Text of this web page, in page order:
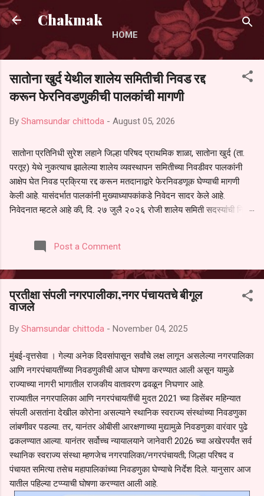
Skip to main content
Chakmak
HOME
सातोना खुर्द येथील शालेय समितीची निवड रद्द
करून फेरनिवडणुकीची पालकांची मागणी
By Shamsundar chittoda - August 05, 2026
सातोना प्रतिनिधी सुरेश लहाने जिल्हा परिषद प्राथमिक शाळा, सातोना खुर्द (ता.
परतूर) येथे नुकत्याच झालेल्या शालेय व्यवस्थापन समितीच्या निवडीवर पालकांनी
आक्षेप घेत निवड प्रक्रिया रद्द करून मतदानाद्वारे फेरनिवडणूक घेण्याची मागणी
केली आहे. यासंदर्भात पालकांनी मुख्याध्यापकांकडे निवेदन सादर केले आहे.
निवेदनात म्हटले आहे की, दि. २७ जुलै २०२६ रोजी शालेय समिती सदस्यांची निवड
पालकांना देण्यात आली नसल्याने मोठ्या संख्येने पालक बैठकीस उपस्थित राहू शकले
नाहीत. तसेच सर्व पालकांना विश्वासात न घेता निवड प्रक्रिया पूर्ण करण्यात
करण्यात यावी आणि सर्व पालकांच्या उपस्थितीत मतदान पद्धतीने शालेय समितीची
फेरनिवडणूक घेण्यात यावी, अशी मागणी पालकांनी केली आहे. या निवेदनाच्या प्रती
जिल्हा शिक्षण अधिकारी (प्राथमिक), जालना तसेच तालुका शिक्षण अधिकारी,
परतूर यांनाही पाठविण्यात आल्या असून प्रशासन याबाबत काय निर्णय घेते, याकडे
Post a Comment
प्रतीक्षा संपली नगरपालीका,नगर पंचायतचे बीगूल
वाजले
By Shamsundar chittoda - November 04, 2025
मुंबई-वृत्तसेवा । गेल्या अनेक दिवसांपासून सर्वांचे लक्ष लागून असलेल्या नगरपालिका
आणि नगरपंचायतींच्या निवडणुकीची आज घोषणा करण्यात आली असून यामुळे
राज्याच्या नागरी भागातील राजकीय वातावरण ढवळून निघणार आहे.
राज्यातील नगरपालिका आणि नगरपंचायतींची मुदत 2021 च्या डिसेंबर महिन्यात
संपली असतांना देखील कोरोना असल्याने स्थानिक स्वराज्य संस्थांच्या निवडणुका
लांबणीवर पडल्या. तर, यानंतर ओबीसी आरक्षणाच्या मुद्यामुळे निवडणुका वारंवार पुढे
ढकलण्यात आल्या. यानंतर सर्वोच्च न्यायालयाने जानेवारी 2026 च्या अखेरपर्यंत सर्व
स्थानिक स्वराज्य संस्था म्हणजेच नगरपालिका/नगरपंचायती; जिल्हा परिषद व
पंचायत समित्या तसेच महापालिकांच्या निवडणुका घेण्याचे निर्देश दिले. यानुसार आज
यातील पहिल्या टप्प्याची घोषणा करण्यात आली आहे.